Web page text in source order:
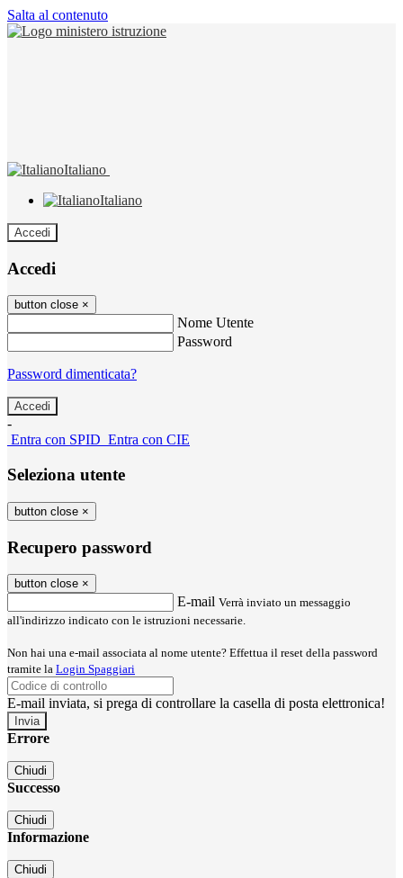
Salta al contenuto
Italiano
Italiano
Accedi
Accedi
button close ×
Nome Utente
Password
Password dimenticata?
-
Entra con SPID Entra con CIE
Seleziona utente
button close ×
Recupero password
button close ×
E-mail Verrà inviato un messaggio
all'indirizzo indicato con le istruzioni necessarie.
Non hai una e-mail associata al nome utente? Effettua il reset della password
tramite la Login Spaggiari
E-mail inviata, si prega di controllare la casella di posta elettronica!
Errore
Chiudi
Successo
Chiudi
Informazione
Chiudi